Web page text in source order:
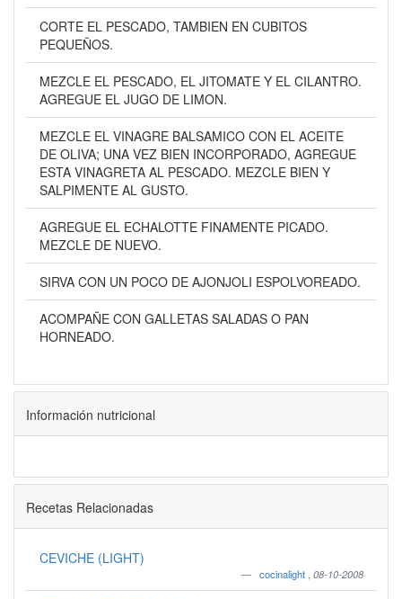
CORTE EL PESCADO, TAMBIEN EN CUBITOS
PEQUEÑOS.
MEZCLE EL PESCADO, EL JITOMATE Y EL CILANTRO.
AGREGUE EL JUGO DE LIMON.
MEZCLE EL VINAGRE BALSAMICO CON EL ACEITE
DE OLIVA; UNA VEZ BIEN INCORPORADO, AGREGUE
ESTA VINAGRETA AL PESCADO. MEZCLE BIEN Y
SALPIMENTE AL GUSTO.
AGREGUE EL ECHALOTTE FINAMENTE PICADO.
MEZCLE DE NUEVO.
SIRVA CON UN POCO DE AJONJOLI ESPOLVOREADO.
ACOMPAÑE CON GALLETAS SALADAS O PAN
HORNEADO.
Información nutricional
Recetas Relacionadas
CEVICHE (LIGHT)
cocinalight 08-10-2008